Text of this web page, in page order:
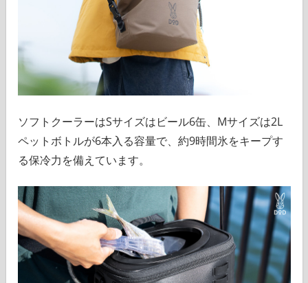
ソフトクーラーはSサイズはビール6缶、Mサイズは2L
ペットボトルが6本入る容量で、約9時間氷をキープす
る保冷力を備えています。